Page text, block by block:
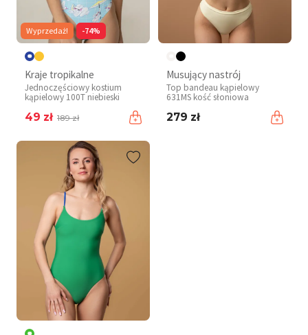
Wyprzedaż! -74%
Kraje tropikalne
Jednoczęściowy kostium
kąpielowy 100T niebieski
49 zł 189 zł
Musujący nastrój
Top bandeau kąpielowy
631MS kość słoniowa
279 zł